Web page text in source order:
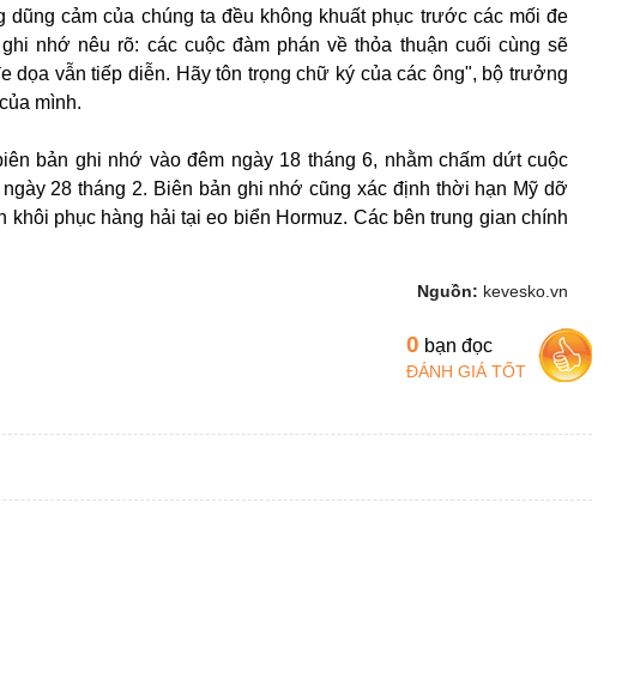
cảm của chúng ta đều không khuất phục trước các mối đe
nhớ nêu rõ: các cuộc đàm phán về thỏa thuận cuối cùng sẽ
dọa vẫn tiếp diễn. Hãy tôn trọng chữ ký của các ông", bộ trưởng
mình.
bản ghi nhớ vào đêm ngày 18 tháng 6, nhằm chấm dứt cuộc
28 tháng 2. Biên bản ghi nhớ cũng xác định thời hạn Mỹ dỡ
khôi phục hàng hải tại eo biển Hormuz. Các bên trung gian chính
Nguồn: kevesko.vn
0 bạn đọc
ĐÁNH GIÁ TỐT